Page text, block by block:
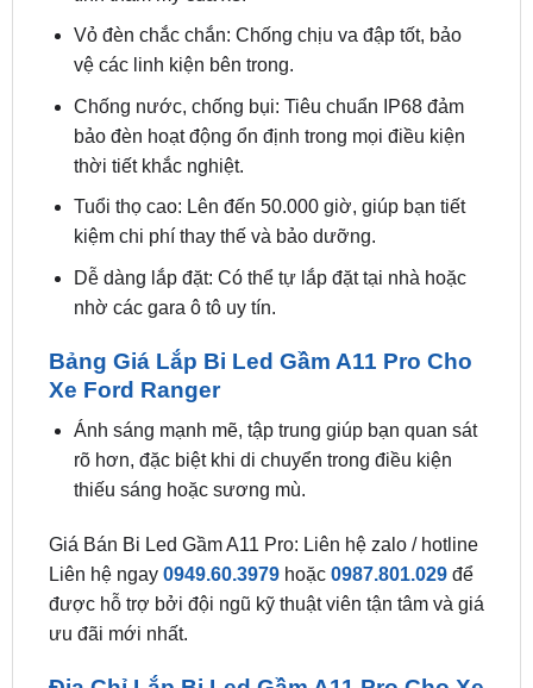
Thiết kế nhỏ gọn, hiện đại: Tích hợp hài hòa với
nhiều kiểu dáng xe khác nhau, không làm mất đi
Vỏ đèn chắc chắn: Chống chịu va đập tốt, bảo
vệ các linh kiện bên trong.
Chống nước, chống bụi: Tiêu chuẩn IP68 đảm
bảo đèn hoạt động ổn định trong mọi điều kiện
Tuổi thọ cao: Lên đến 50.000 giờ, giúp bạn tiết
Dễ dàng lắp đặt: Có thể tự lắp đặt tại nhà hoặc
nhờ các gara ô tô uy tín.
Bảng Giá Lắp Bi Led Gầm A11 Pro Cho
Xe Ford Ranger
rõ hơn, đặc biệt khi di chuyển trong điều kiện
thiếu sáng hoặc sương mù.
Giá Bán Bi Led Gầm A11 Pro: Liên hệ zalo / hotline